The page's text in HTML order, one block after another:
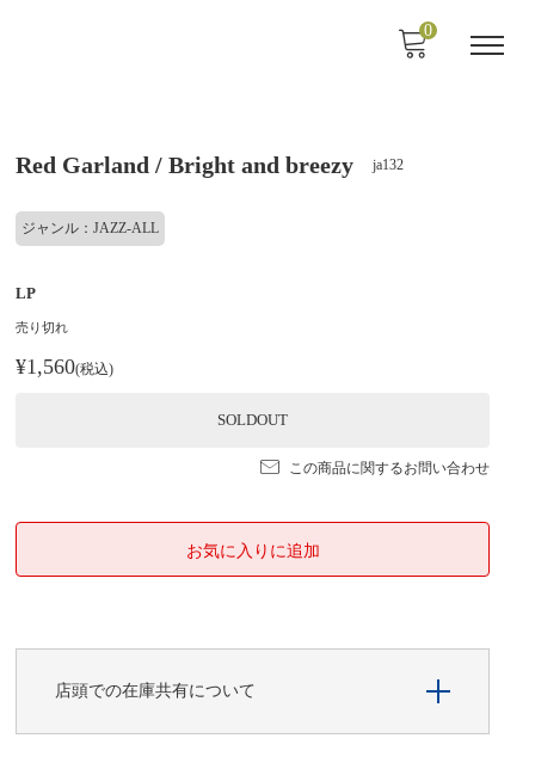
0
Red Garland / Bright and breezy ja132
ジャンル：JAZZ-ALL
LP
売り切れ
¥1,560(税込)
SOLDOUT
この商品に関するお問い合わせ
店頭での在庫共有について